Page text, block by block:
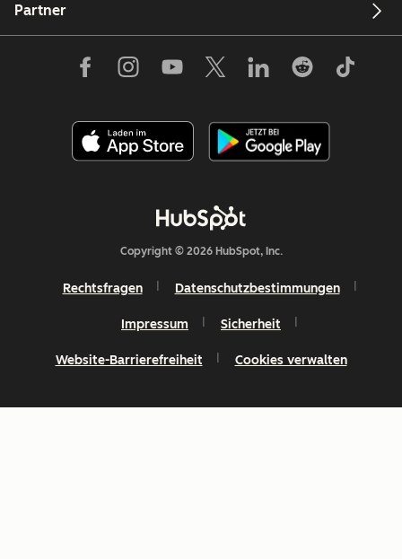
Partner
Copyright © 2026 HubSpot, Inc.
Rechtsfragen Datenschutzbestimmungen
Impressum Sicherheit
Website-Barrierefreiheit Cookies verwalten